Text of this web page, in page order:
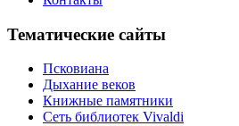
Тематические сайты
Псковиана
Дыхание веков
Книжные памятники
Сеть библиотек Vivaldi